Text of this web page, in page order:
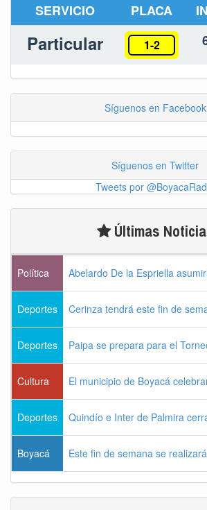
SERVICIO PLACA
Particular 1-2
Síguenos en Facebook
Síguenos en Twitter
Tweets por
Últimas
Política Abelardo De la Espriella
Deportes Cerinza tendrá este fin de
Deportes Paipa se prepara para el
Cultura El municipio de Boyacá
Deportes Quindío e Inter de Palmira
Boyacá Este fin de semana se